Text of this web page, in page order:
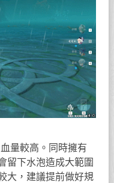
量較高。同時擁有
留下水泡造成大範圍
大，建議提前做好規